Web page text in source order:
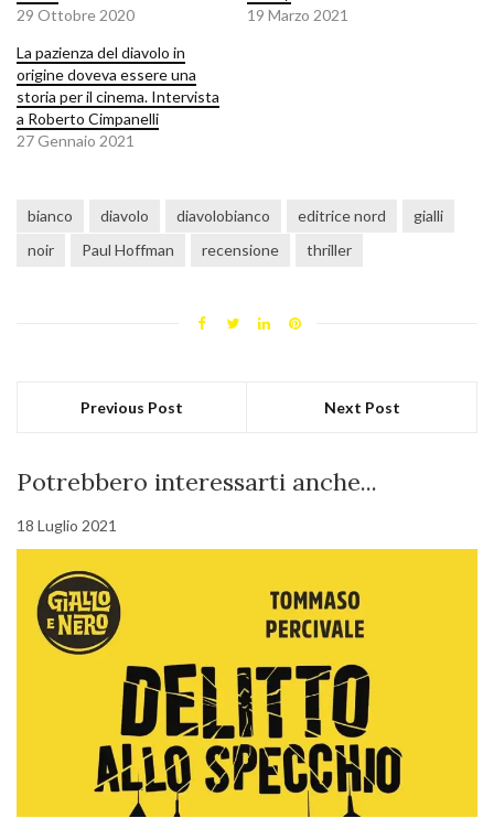
29 Ottobre 2020
19 Marzo 2021
La pazienza del diavolo in
origine doveva essere una
storia per il cinema. Intervista
a Roberto Cimpanelli
27 Gennaio 2021
bianco diavolo diavolobianco editrice nord
gialli
noir
Paul Hoffman recensione thriller
Previous Post Next Post
Potrebbero interessarti anche...
18 Luglio 2021